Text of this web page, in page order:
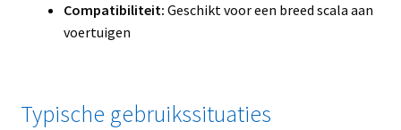
Compatibiliteit: Geschikt voor een breed scala aan
voertuigen
Typische gebruikssituaties